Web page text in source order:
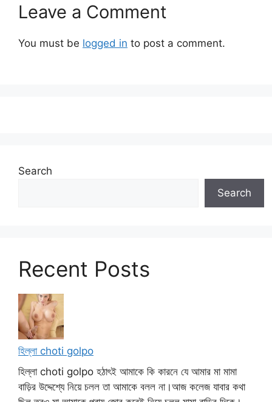
Leave a Comment
You must be logged in to post a comment.
Search
Search
Recent Posts
হিল্লা choti golpo
হিল্লা choti golpo হঠাৎই আমাকে কি কারনে যে আমার মা মামা
বাড়ির উদ্দেশ্যে নিয়ে চলল তা আমাকে বলল না।আজ কলেজ যাবার কথা